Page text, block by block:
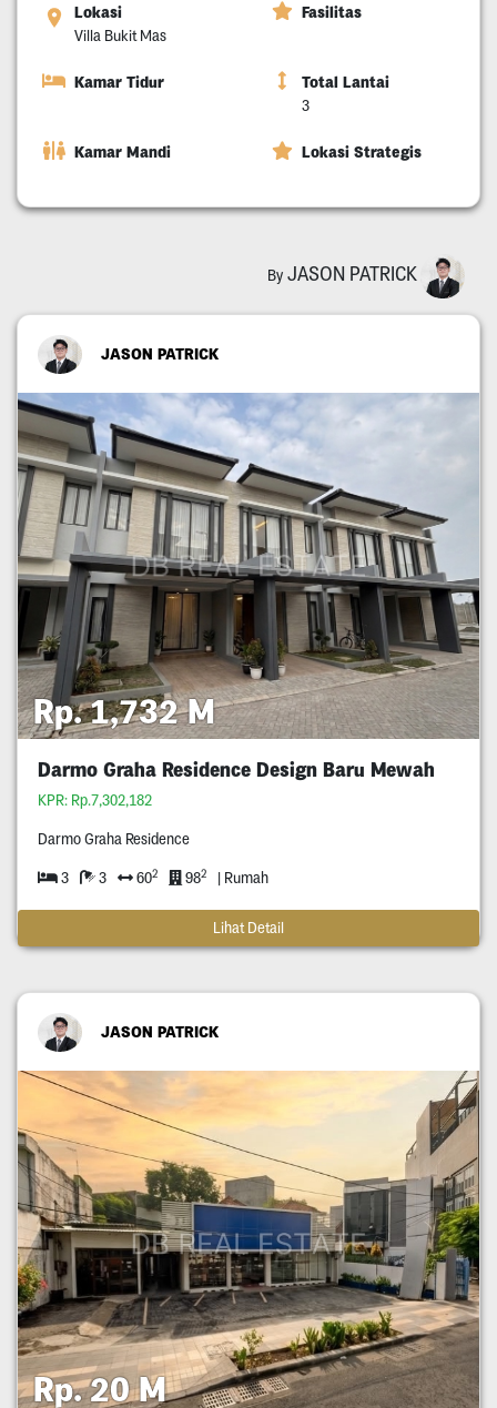
Lokasi
Villa Bukit Mas
Fasilitas
Kamar Tidur Total Lantai
3
Kamar Mandi Lokasi Strategis
By JASON PATRICK
JASON PATRICK
Rp. 1,732 M
Darmo Graha Residence Design Baru Mewah
KPR: Rp.7,302,182
Darmo Graha Residence
3 3 602 982 | Rumah
Lihat Detail
JASON PATRICK
Rp. 20 M